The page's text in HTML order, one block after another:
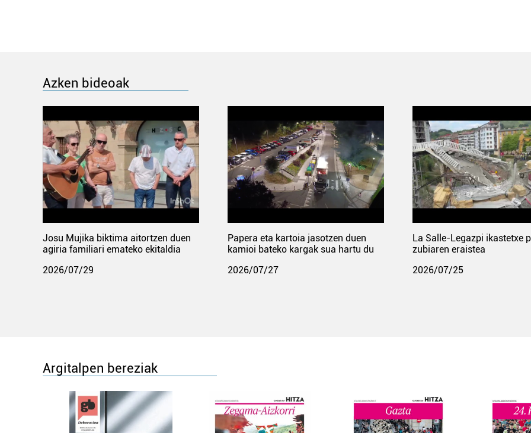
Azken bideoak
Josu Mujika biktima aitortzen duen
agiria familiari emateko ekitaldia
2026/07/29
Papera eta kartoia jasotzen duen
kamioi bateko kargak sua hartu du
2026/07/27
La Salle-Legazpi ikastetxe
zubiaren eraistea
2026/07/25
Argitalpen bereziak